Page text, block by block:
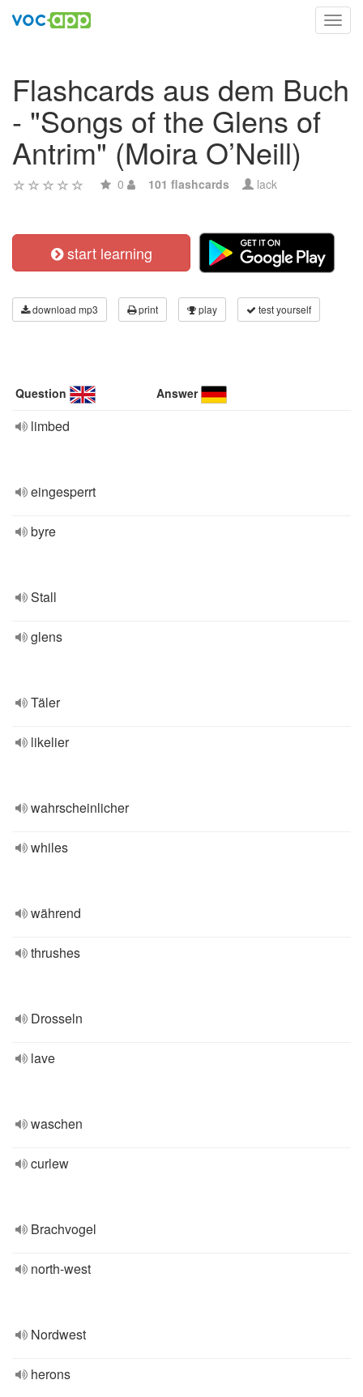
Flashcards aus dem Buch
- "Songs of the Glens of
Antrim" (Moira O’Neill)
0 101 flashcards lack
start learning
download mp3 print play test yourself
Question Answer
limbed
eingesperrt
byre
Stall
glens
Täler
likelier
wahrscheinlicher
whiles
während
thrushes
Drosseln
lave
waschen
curlew
Brachvogel
north-west
Nordwest
herons